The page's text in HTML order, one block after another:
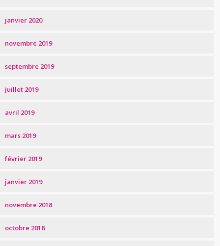
janvier 2020
novembre 2019
septembre 2019
juillet 2019
avril 2019
mars 2019
février 2019
janvier 2019
novembre 2018
octobre 2018